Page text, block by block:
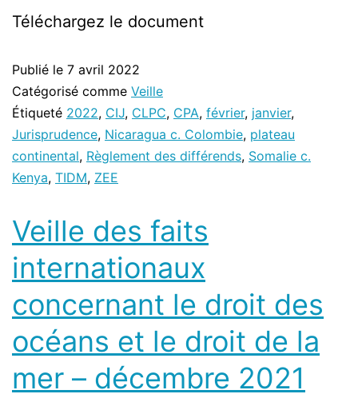
Téléchargez le document
Publié le 7 avril 2022
Catégorisé comme Veille
Étiqueté 2022, CIJ, CLPC, CPA, février, janvier,
Jurisprudence, Nicaragua c. Colombie, plateau
continental, Règlement des différends, Somalie c.
Kenya, TIDM, ZEE
Veille des faits
internationaux
concernant le droit des
océans et le droit de la
mer – décembre 2021